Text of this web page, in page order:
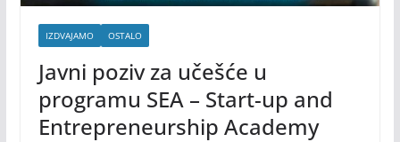
IZDVAJAMO OSTALO
Javni poziv za učešće u
programu SEA – Start-up and
Entrepreneurship Academy